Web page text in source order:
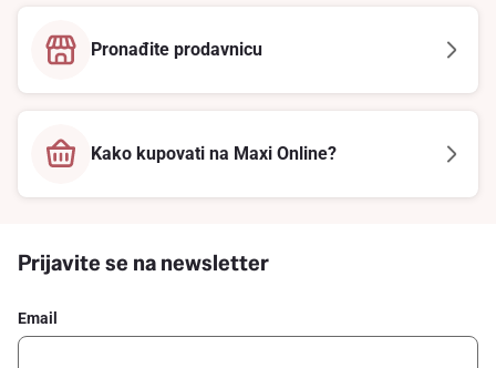
Pronađite prodavnicu
Kako kupovati na Maxi Online?
Prijavite se na newsletter
Email